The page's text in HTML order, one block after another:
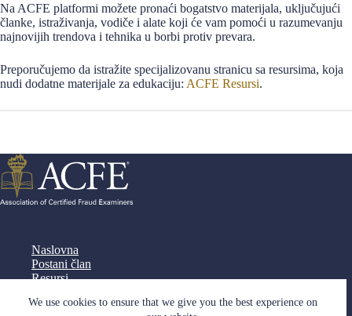
We use cookies to ensure that we give you the best experience on
Na ACFE platformi možete pronaći bogatstvo materijala, uključujući
članke, istraživanja, vodiče i alate koji će vam pomoći u razumevanju
najnovijih trendova i tehnika u borbi protiv prevara.
Preporučujemo da istražite specijalizovanu stranicu sa resursima, koja
nudi dodatne materijale za edukaciju: ACFE Resursi.
Naslovna
Postani član
Resursi
Saradnja